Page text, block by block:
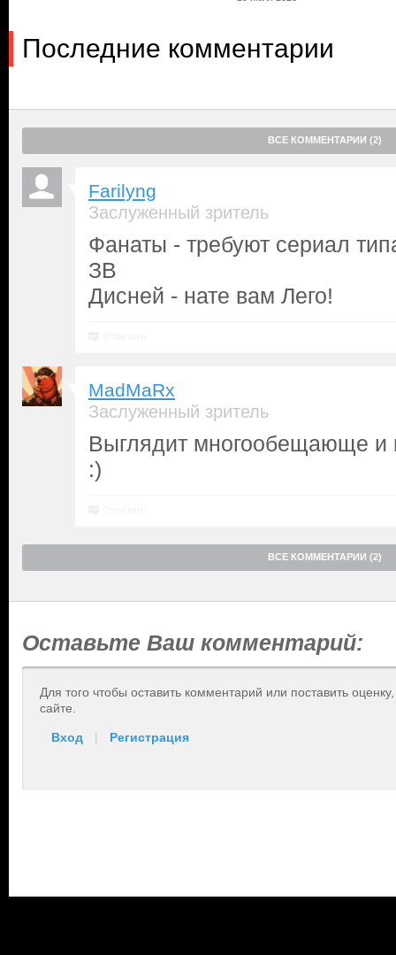
Последние комментарии
ВСЕ КОММЕНТАРИИ (2)
Farilyng
Заслуженный зритель
Фанаты - требуют сериал
ЗВ
Дисней - нате вам Лего!
MadMaRx
Заслуженный зритель
Выглядит многообещающе и
:)
ВСЕ КОММЕНТАРИИ (2)
Оставьте Ваш комментарий:
Для того чтобы оставить комментарий или поставить
сайте.
Вход | Регистрация